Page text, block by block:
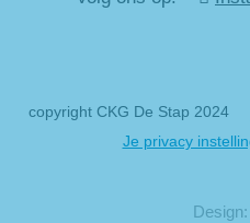
copyright CKG De Stap 2024
Je privacy